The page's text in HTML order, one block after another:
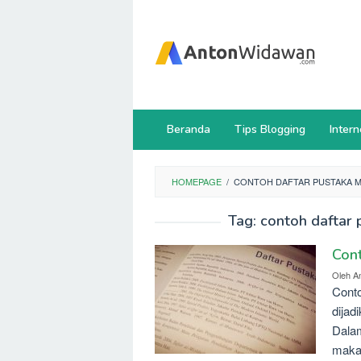
konten
Beranda Tips Blogging
HOMEPAGE / CONTOH DAFTAR PUSTAKA
Tag: contoh daftar
Oleh